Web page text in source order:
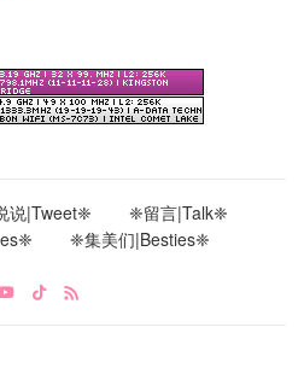
说|Tweet❈
❈留言|Talk❈
❈集美们|Besties❈